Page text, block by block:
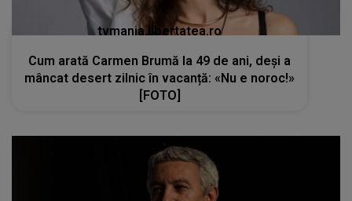
tvmania.libertatea.ro
Cum arată Carmen Brumă la 49 de ani, deși a
mâncat desert zilnic în vacanță: «Nu e noroc!»
[FOTO]